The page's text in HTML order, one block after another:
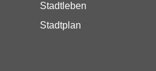
Stadtleben
Stadtplan